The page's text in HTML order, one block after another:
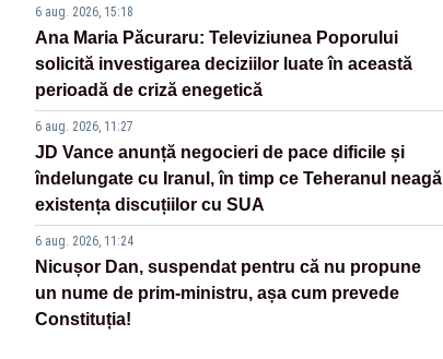
6 aug. 2026, 15:18
Ana Maria Păcuraru: Televiziunea Poporului
solicită investigarea deciziilor luate în această
perioadă de criză enegetică
6 aug. 2026, 11:27
JD Vance anunță negocieri de pace dificile și
îndelungate cu Iranul, în timp ce Teheranul neagă
existența discuțiilor cu SUA
6 aug. 2026, 11:24
Nicușor Dan, suspendat pentru că nu propune
un nume de prim-ministru, așa cum prevede
Constituția!